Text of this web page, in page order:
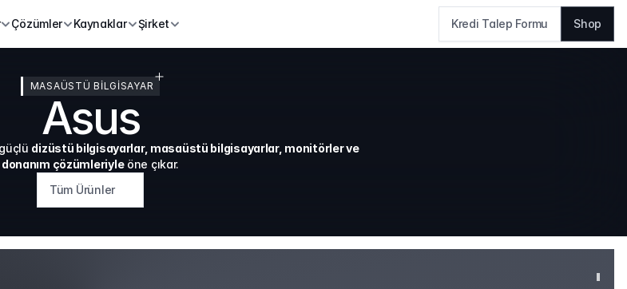
Çözümler Kaynaklar Şirket Kredi Talep Formu Shop
MASAÜSTÜ BİLGİSAYAR
Asus
dizüstü bilgisayarlar, masaüstü bilgisayarlar, monitörler ve
donanım çözümleriyle öne çıkar.
Tüm Ürünler